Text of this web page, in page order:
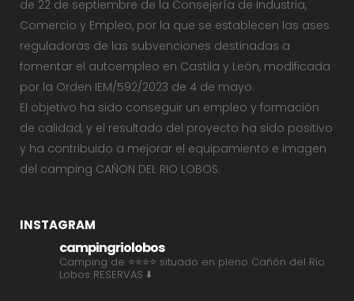
de 22 de septiembre de la Consejería de Industria,
Comercio y Empleo, por la que se establecen las ases
reguladoras de las subvenciones destinadas a
fomentar el autoempleo en Castila y León, modificada
por la Orden IEM/592/2023 de 4 de mayo.
El objetivo ha sido conseguir un empleo y formación
de calidad, y el resultado del proyecto ha sido positivo
y ha contribuido a mejorar el equipamiento e imagen
del camping CAÑON DEL RIO LOBOS.
INSTAGRAM
campingriolobos
Camping de ⭐⭐⭐⭐ situado en pleno Cañón del Río
Lobos RESERVAS ⬇️